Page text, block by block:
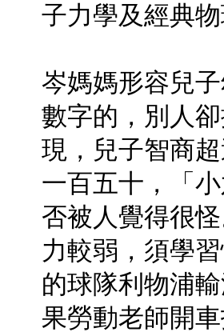
子力學及經典
岑媽媽形容兒
數字的，別人
現，兒子智商
一百五十，「
否被人覺得很
力較弱，須學
的球隊利物浦
果勞動老師開